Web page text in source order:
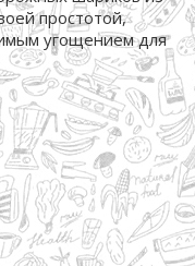
простотой,
угощением для